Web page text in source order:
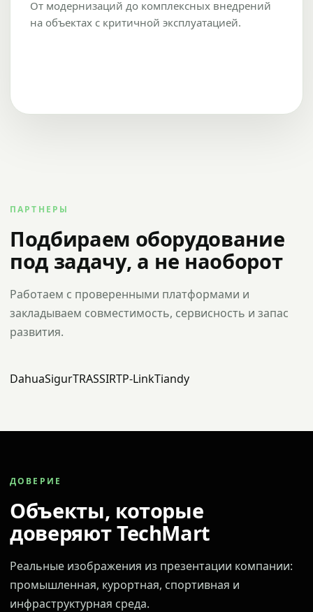
От модернизаций до комплексных внедрений
на объектах с критичной эксплуатацией.
ПАРТНЕРЫ
Подбираем оборудование
под задачу, а не наоборот
Работаем с проверенными платформами и
закладываем совместимость, сервисность и запас
развития.
DahuaSigurTRASSIRTP-LinkTiandy
ДОВЕРИЕ
Объекты, которые
доверяют TechMart
Реальные изображения из презентации компании:
промышленная, курортная, спортивная и
инфраструктурная среда.